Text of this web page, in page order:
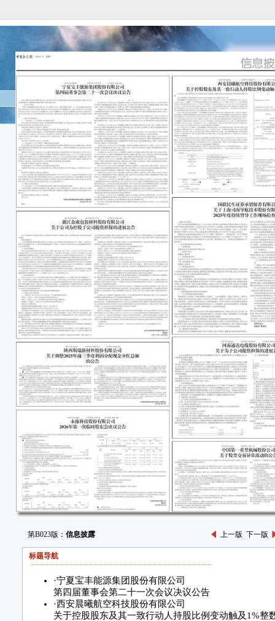
第B023版： 信息披露 上一版 下一版
标题导航
·宁夏宝丰能源集团股份有限公司
第四届董事会第二十一次会议决议公告
·西安晨曦航空科技股份有限公司
关于控股股东及其一致行动人持股比例变动触及1%整